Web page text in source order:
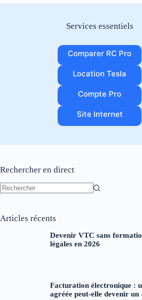
Services essentiels
Comparer RC Pro
Location Tesla
Compte Pro
Site Internet
Rechercher en direct
Articles récents
Devenir VTC sans
légales en 2026
Facturation électronique :
agréée peut-elle devenir